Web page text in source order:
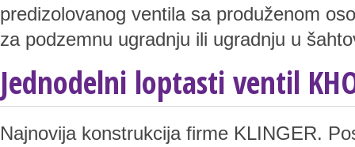
predizolovanog ventila sa produženom
za podzemnu ugradnju ili ugradnju u
Jednodelni loptasti ventil
Najnovija konstrukcija firme KLINGER.